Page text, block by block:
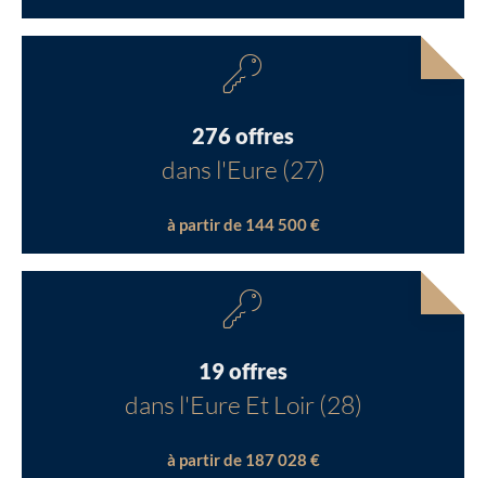
276 offres
dans l'Eure (27)
à partir de 144 500 €
19 offres
dans l'Eure Et Loir (28)
à partir de 187 028 €